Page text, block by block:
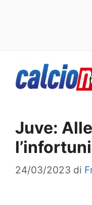
Juve:
24/03/2023 di